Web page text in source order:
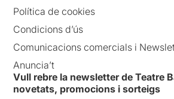
Política de cookies
Condicions d’ús
Comunicacions comercials i
Anuncia’t
Vull rebre la newsletter de Teatre
novetats, promocions i sorteigs